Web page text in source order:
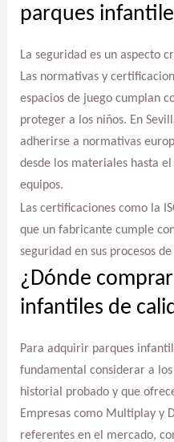
parques
La seguridad es un aspecto
Las normativas y
espacios de juego cumplan
proteger a los niños. En
adherirse a normativas
desde los materiales hasta
equipos.
Las certificaciones como la
que un fabricante cumple
seguridad en sus procesos
¿Dónde
infantiles de
Para adquirir parques
fundamental considerar a
historial probado y que
Empresas como Multiplay y
referentes en el mercado,